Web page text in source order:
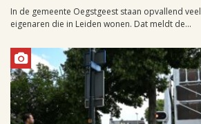
In de gemeente Oegstgeest staan opvallend
eigenaren die in Leiden wonen. Dat meldt de...